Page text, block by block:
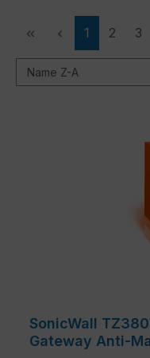
Seite
1 Seite
2 3
SonicWall
Gateway Anti-